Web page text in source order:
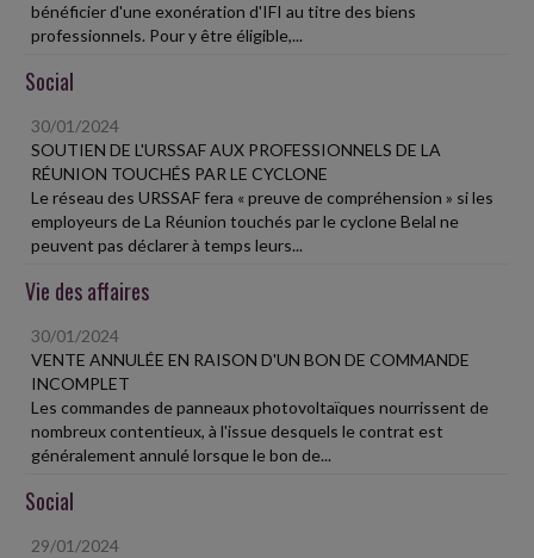
bénéficier d'une exonération d'IFI au titre des biens
professionnels. Pour y être éligible,...
Social
30/01/2024
SOUTIEN DE L'URSSAF AUX PROFESSIONNELS DE LA
RÉUNION TOUCHÉS PAR LE CYCLONE
Le réseau des URSSAF fera « preuve de compréhension » si les
employeurs de La Réunion touchés par le cyclone Belal ne
peuvent pas déclarer à temps leurs...
Vie des affaires
30/01/2024
VENTE ANNULÉE EN RAISON D'UN BON DE COMMANDE
INCOMPLET
Les commandes de panneaux photovoltaïques nourrissent de
nombreux contentieux, à l'issue desquels le contrat est
généralement annulé lorsque le bon de...
Social
29/01/2024